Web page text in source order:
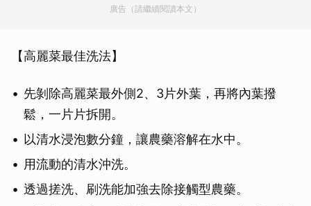
廣告（請繼續閱讀本文）
【高麗菜最佳洗法】
先剝除高麗菜最外側2、3片外葉，再將內葉撥
鬆，一片片拆開。
以清水浸泡數分鐘，讓農藥溶解在水中。
用流動的清水沖洗。
透過搓洗、刷洗能加強去除接觸型農藥。